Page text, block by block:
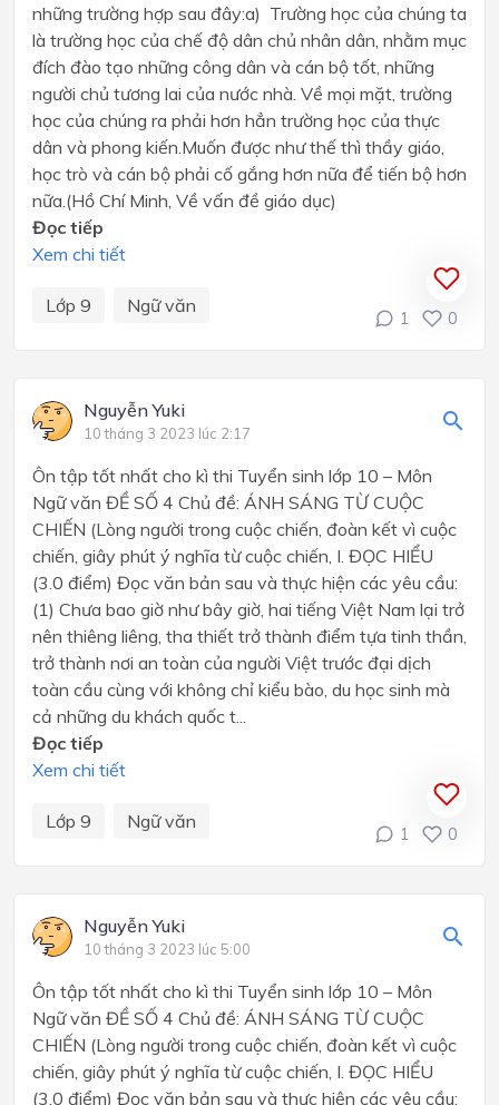
những trường hợp sau đây:a) Trường học của chúng ta
là trường học của chế độ dân chủ nhân dân, nhằm mục
đích đào tạo những công dân và cán bộ tốt, những
người chủ tương lai của nước nhà. Về mọi mặt, trường
học của chúng ra phải hơn hẳn trường học của thực
dân và phong kiến.Muốn được như thế thì thầy giáo,
học trò và cán bộ phải cố gắng hơn nữa để tiến bộ hơn
nữa.(Hồ Chí Minh, Về vấn đề giáo dục)
Đọc tiếp
Xem chi tiết
Lớp 9 Ngữ văn
1 0
Nguyễn Yuki
10 tháng 3 2023 lúc 2:17
Ôn tập tốt nhất cho kì thi Tuyển sinh lớp 10 – Môn
Ngữ văn ĐỀ SỐ 4 Chủ đề: ÁNH SÁNG TỪ CUỘC
CHIẾN (Lòng người trong cuộc chiến, đoàn kết vì cuộc
chiến, giây phút ý nghĩa từ cuộc chiến, I. ĐỌC HIỂU
(3.0 điểm) Đọc văn bản sau và thực hiện các yêu cầu:
(1) Chưa bao giờ như bây giờ, hai tiếng Việt Nam lại trở
nên thiêng liêng, tha thiết trở thành điểm tựa tinh thần,
trở thành nơi an toàn của người Việt trước đại dịch
toàn cầu cùng với không chỉ kiểu bào, du học sinh mà
cả những du khách quốc t...
Đọc tiếp
Xem chi tiết
Lớp 9 Ngữ văn
1 0
Nguyễn Yuki
10 tháng 3 2023 lúc 5:00
Ôn tập tốt nhất cho kì thi Tuyển sinh lớp 10 – Môn
Ngữ văn ĐỀ SỐ 4 Chủ đề: ÁNH SÁNG TỪ CUỘC
CHIẾN (Lòng người trong cuộc chiến, đoàn kết vì cuộc
chiến, giây phút ý nghĩa từ cuộc chiến, I. ĐỌC HIỂU
(3.0 điểm) Đọc văn bản sau và thực hiện các yêu cầu: